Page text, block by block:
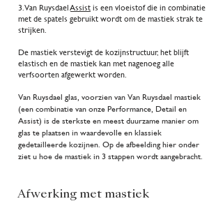
3. Van RuysdaelAssistis een vloeistof die in combinatie
met de spatels gebruikt wordt om de mastiek strak te
strijken.
De mastiek verstevigt de kozijnstructuur, het blijft
elastisch en de mastiek kan met nagenoeg alle
verfsoorten afgewerkt worden.
Van Ruysdael glas, voorzien van Van Ruysdael mastiek
(een combinatie van onze Performance, Detail en
Assist) is de sterkste en meest duurzame manier om
glas te plaatsen in waardevolle en klassiek
gedetailleerde kozijnen. Op de afbeelding hier onder
ziet u hoe de mastiek in 3 stappen wordt aangebracht.
Afwerking met mastiek